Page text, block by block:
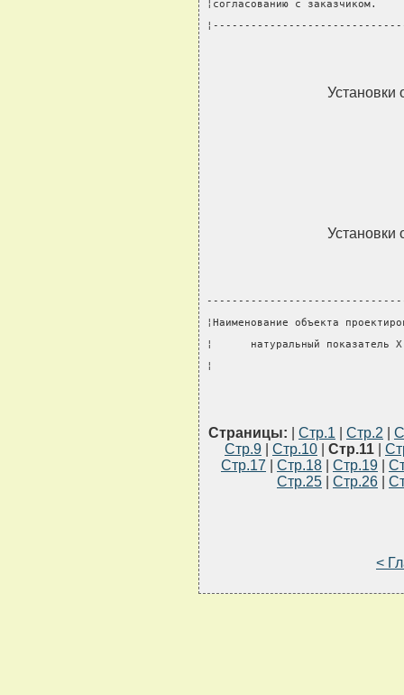
¦согласованию с
Установки
Установки
¦Наименование объекта
¦      натуральный
¦
Страницы: Стр.1 Стр.2
Стр.9
Стр.10 Стр.11
Стр.17
Стр.18 Стр.19
Стр.25
Стр.26
<